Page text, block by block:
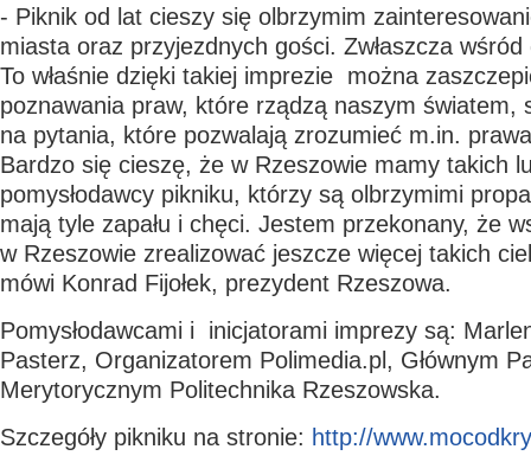
- Piknik od lat cieszy się olbrzymim
miasta oraz przyjezdnych gości. Zwłaszcza wśród
To właśnie dzięki takiej imprezie można
poznawania praw, które rządzą naszym światem,
na pytania, które pozwalają zrozumieć m.in.
Bardzo się cieszę, że w Rzeszowie mamy takich
pomysłodawcy pikniku, którzy są olbrzymimi
mają tyle zapału i chęci. Jestem przekonany, że
w Rzeszowie zrealizować jeszcze więcej takich
mówi Konrad Fijołek, prezydent Rzeszowa.
Pomysłodawcami i inicjatorami imprezy są:
Pasterz, Organizatorem Polimedia.pl, Głównym
Merytorycznym Politechnika Rzeszowska.
Szczegóły pikniku na stronie: http://